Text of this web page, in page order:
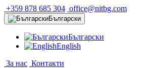
+359 878 685 304 office@nitbg.com
Български
Български
English
За нас Контакти